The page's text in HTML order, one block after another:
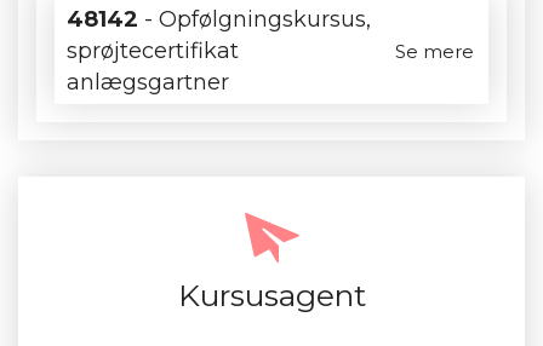
48142 - Opfølgningskursus,
sprøjtecertifikat
anlægsgartner
Se mere
Kursusagent